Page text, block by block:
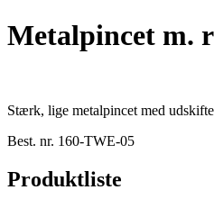
Metalpincet m.
Stærk, lige metalpincet med
Best. nr. 160-TWE-05
Produktliste